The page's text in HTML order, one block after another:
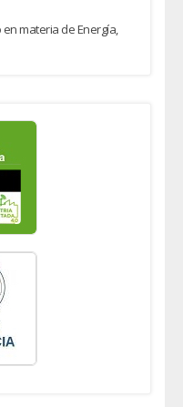
materia de Energía,